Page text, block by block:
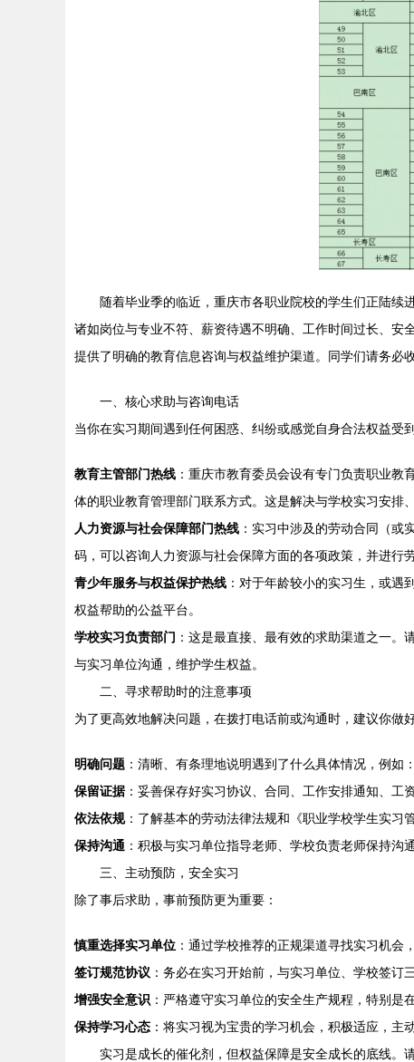
随着毕业季的临近，重庆市各职业院校的学生们正陆续
诸如岗位与专业不符、薪资待遇不明确、工作时间过长、安
提供了明确的教育信息咨询与权益维护渠道。同学们请务必
一、核心求助与咨询电话
当你在实习期间遇到任何困惑、纠纷或感觉自身合法权益受
教育主管部门热线 ：重庆市教育委员会设有专门负责职业
体的职业教育管理部门联系方式。这是解决与学校实习安排
人力资源与社会保障部门热线 ：实习中涉及的劳动合同（或
码，可以咨询人力资源与社会保障方面的各项政策，并进行
青少年服务与权益保护热线 ：对于年龄较小的实习生，或遇
权益帮助的公益平台。
学校实习负责部门 ：这是最直接、最有效的求助渠道之一
与实习单位沟通，维护学生权益。
二、寻求帮助时的注意事项
为了更高效地解决问题，在拨打电话前或沟通时，建议你做
明确问题 ：清晰、有条理地说明遇到了什么具体情况，例如
保留证据：妥善保存好实习协议、合同、工作安排通知、工
依法依规：了解基本的劳动法律法规和《职业学校学生实习
保持沟通 ：积极与实习单位指导老师、学校负责老师保持沟
三、主动预防，安全实习
除了事后求助，事前预防更为重要：
慎重选择实习单位 ：通过学校推荐的正规渠道寻找实习机会
签订规范协议 ：务必在实习开始前，与实习单位、学校签订
增强安全意识 ：严格遵守实习单位的安全生产规程，特别是
保持学习心态 ：将实习视为宝贵的学习机会，积极适应，主
实习是成长的催化剂，但权益保障是安全成长的底线。